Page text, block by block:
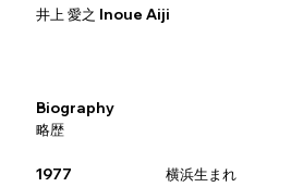
井上 愛之 Inoue Aiji
Biography
略歴
1977
横浜生まれ